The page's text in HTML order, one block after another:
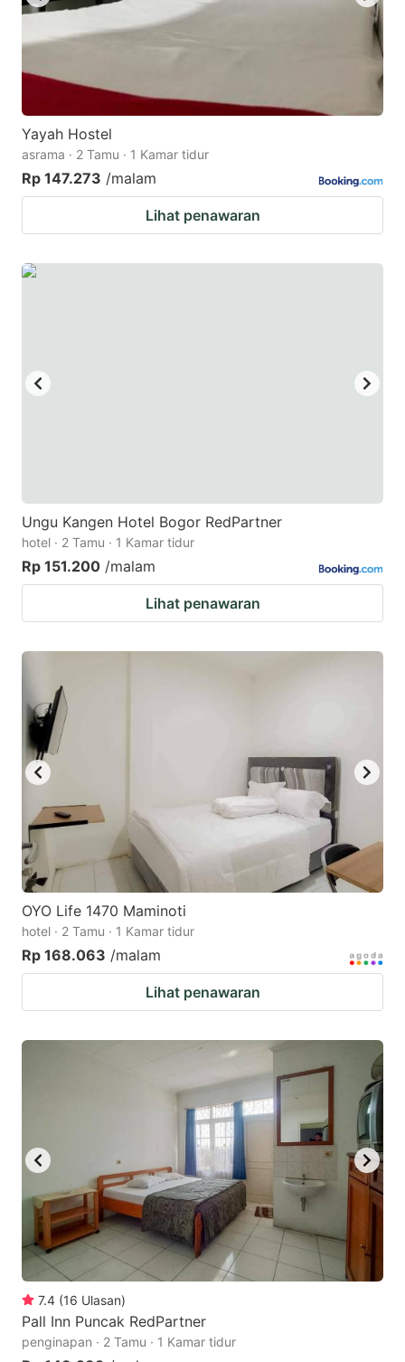
Yayah Hostel
asrama · 2 Tamu · 1 Kamar tidur
Rp 147.273 /malam
Lihat penawaran
Ungu Kangen Hotel Bogor RedPartner
hotel · 2 Tamu · 1 Kamar tidur
Rp 151.200 /malam
Lihat penawaran
OYO Life 1470 Maminoti
hotel · 2 Tamu · 1 Kamar tidur
Rp 168.063 /malam
Lihat penawaran
7.4 (16 Ulasan)
Pall Inn Puncak RedPartner
penginapan · 2 Tamu · 1 Kamar tidur